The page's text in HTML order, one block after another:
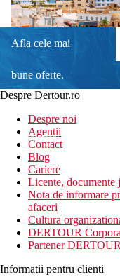
Afla cele mai
bune oferte.
newsletter!
Despre Dertour.ro
Despre noi
Agentii
Contact
Blog
Cariere
Licente, documente
Nota de informare
afaceri
Cultura
DERTOUR
Partener DERTOUR
Informatii pentru clienti